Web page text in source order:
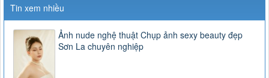
Tin xem nhiều
Ảnh nude nghệ thuật Chụp ảnh sexy beauty đẹp
Sơn La chuyên nghiệp